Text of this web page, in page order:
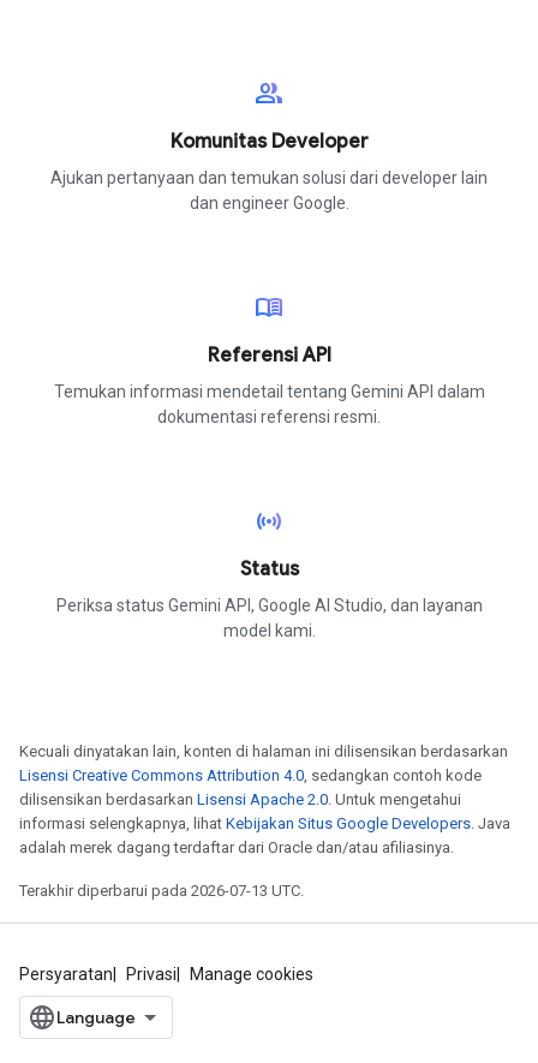
group
Komunitas Developer
Ajukan pertanyaan dan temukan solusi dari developer lain
dan engineer Google.
menu_book
Referensi API
Temukan informasi mendetail tentang Gemini API dalam
dokumentasi referensi resmi.
sensors
Status
Periksa status Gemini API, Google AI Studio, dan layanan
model kami.
Kecuali dinyatakan lain, konten di halaman ini dilisensikan berdasarkan
Lisensi Creative Commons Attribution 4.0 , sedangkan contoh kode
dilisensikan berdasarkan Lisensi Apache 2.0 . Untuk mengetahui
informasi selengkapnya, lihat Kebijakan Situs Google Developers . Java
adalah merek dagang terdaftar dari Oracle dan/atau afiliasinya.
Terakhir diperbarui pada 2026-07-13 UTC.
Persyaratan Privasi Manage cookies